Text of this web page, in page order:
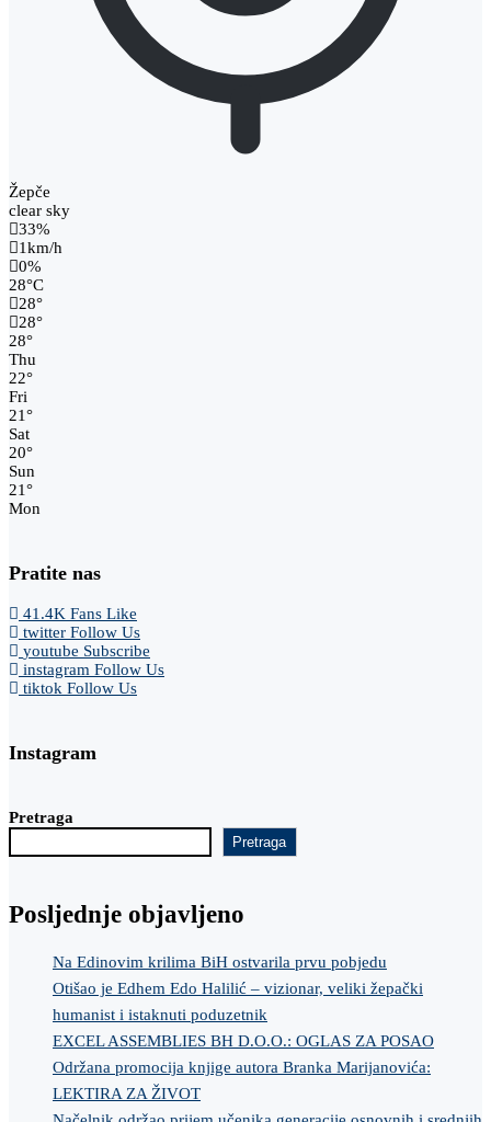
Žepče
clear sky
33%
1km/h
0%
28°C
28°
28°
28°
Thu
22°
Fri
21°
Sat
20°
Sun
21°
Mon
Pratite nas
41.4K Fans Like
twitter Follow Us
youtube Subscribe
instagram Follow Us
tiktok Follow Us
Instagram
Pretraga
Pretraga
Posljednje objavljeno
Na Edinovim krilima BiH ostvarila prvu pobjedu
Otišao je Edhem Edo Halilić – vizionar, veliki žepački
humanist i istaknuti poduzetnik
EXCEL ASSEMBLIES BH D.O.O.: OGLAS ZA POSAO
Održana promocija knjige autora Branka Marijanovića:
LEKTIRA ZA ŽIVOT